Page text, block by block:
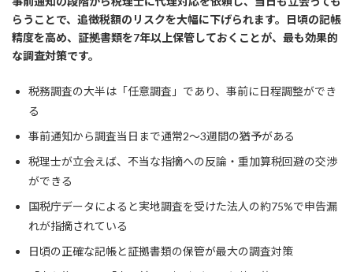
らうことで、追徴税額のリスクを大幅に下げられます。日頃の記帳
精度を高め、証拠書類を7年以上保管しておくことが、最も効果的
な調査対策です。
税務調査の大半は「任意調査」であり、事前に日程調整ができ
る
事前通知から調査当日まで通常2〜3週間の猶予がある
税理士が立会えば、不当な指摘への反論・重加算税回避の交渉
ができる
国税庁データによると実地調査を受けた法人の約75%で申告漏
れが指摘されている
日頃の正確な記帳と証拠書類の保管が最大の調査対策